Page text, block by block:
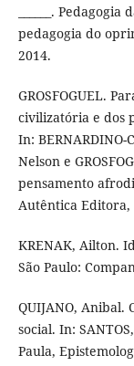
______.
pedagogia do
2014.
GROSFOGUEL.
civilizatória e dos
In: BERNARDINO-
Nelson e
pensamento
Autêntica Editora,
KRENAK, Ailton.
São Paulo:
QUIJANO, Anibal.
social. In:
Paula,